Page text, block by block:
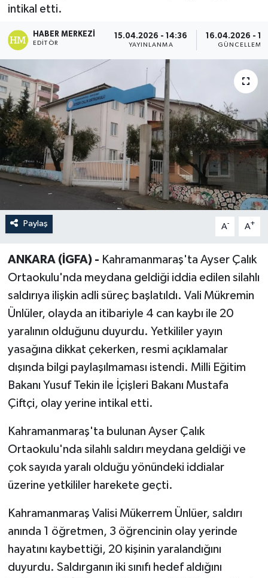
intikal etti.
HABER MERKEZI
EDITÖR
15.04.2026 - 14:36
YAYINLANMA
16.04.2026 -
GÜNCELLEME
Paylaş A- A+
ANKARA (İGFA) - Kahramanmaraş'ta Ayser Çalık
Ortaokulu'nda meydana geldiği iddia edilen silahlı
saldırıya ilişkin adli süreç başlatıldı. Vali Mükremin
Ünlüler, olayda an itibariyle 4 can kaybı ile 20
yaralının olduğunu duyurdu. Yetkililer yayın
yasağına dikkat çekerken, resmi açıklamalar
dışında bilgi paylaşılmaması istendi. Milli Eğitim
Bakanı Yusuf Tekin ile İçişleri Bakanı Mustafa
Çiftçi, olay yerine intikal etti.
Kahramanmaraş'ta bulunan Ayser Çalık
Ortaokulu'nda silahlı saldırı meydana geldiği ve
çok sayıda yaralı olduğu yönündeki iddialar
üzerine yetkililer harekete geçti.
Kahramanmaraş Valisi Mükerrem Ünlüer, saldırı
anında 1 öğretmen, 3 öğrencinin olay yerinde
hayatını kaybettiği, 20 kişinin yaralandığını
duyurdu. Saldırganın iki sınıfı hedef aldığını